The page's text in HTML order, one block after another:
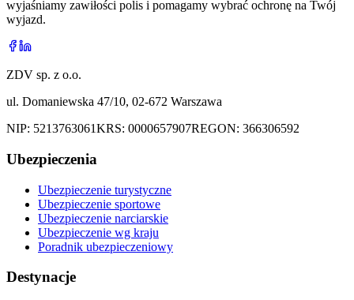
wyjaśniamy zawiłości polis i pomagamy wybrać ochronę na Twój
wyjazd.
ZDV sp. z o.o.
ul. Domaniewska 47/10, 02-672 Warszawa
NIP: 5213763061KRS: 0000657907REGON: 366306592
Ubezpieczenia
Ubezpieczenie turystyczne
Ubezpieczenie sportowe
Ubezpieczenie narciarskie
Ubezpieczenie wg kraju
Poradnik ubezpieczeniowy
Destynacje